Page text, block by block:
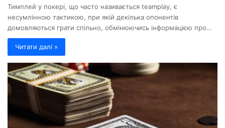
Тимплей у покері, що часто називається teamplay, є
несумлінною тактикою, при якій декілька опонентів
домовляються грати спільно, обмінюючись інформацією про…
Читати далі »